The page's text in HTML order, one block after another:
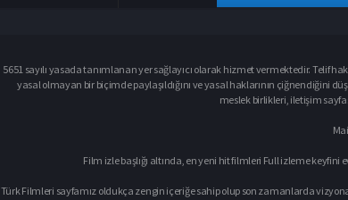
5651 sayılı yasada tanımlanan yer sağlayıcı olarak hizmet vermektedir. Telif
yasal olmayan bir biçimde paylaşıldığını ve yasal haklarının çiğnendiğini
meslek birlikleri, iletişim
Film izle başlığı altında, en yeni hit filmleri Full izleme keyfini
Türk Filmleri sayfamız oldukça zengin içeriğe sahip olup son zamanlarda